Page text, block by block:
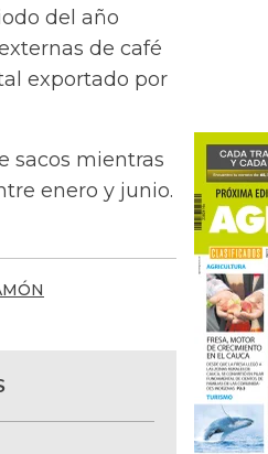
del año
de café
exportado por
sacos mientras
enero y junio.